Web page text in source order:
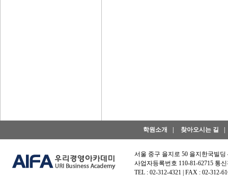
학원소개 찾아오시는 길
서울 중구 을지로 50 을지한국빌
사업자등록번호 110-81-62715 통
TEL : 02-312-4321 | FAX : 02-312-